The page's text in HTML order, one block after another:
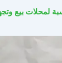
لمحلات بيع